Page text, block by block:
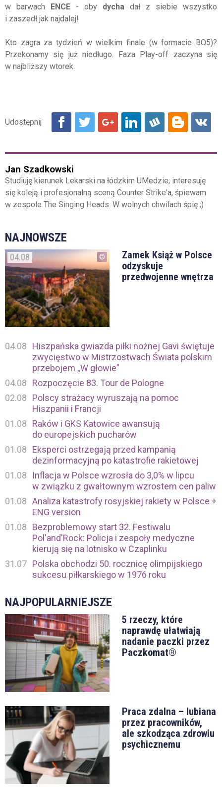
w barwach ENCE - oby dycha dał z siebie wszystko
i zaszedł jak najdalej!
Kto zagra za tydzień w wielkim finale (w formacie BO5)?
Przekonamy się już niedługo. Faza Play-off zaczyna się
w najbliższy wtorek.
Jan Szadkowski
Studiuję kierunek Lekarski na łódzkim UMedzie, interesuję
się koleją i profesjonalną sceną Counter Strike'a, śpiewam
w zespole The Singing Heads. W wolnych chwilach śpię ;)
NAJNOWSZE
04.08
Zamek Książ w Polsce
odzyskuje
przedwojenne wnętrza
04.08
Hiszpańska gwiazda piłki nożnej Gavi świętuje
zwycięstwo w Mistrzostwach Świata polskim
przebojem „W głowie”
04.08
Rozpoczęcie 83. Tour de Pologne
02.08
Polscy strażacy wyruszają na pomoc
Hiszpanii i Francji
01.08
Raków i GKS Katowice awansują
do europejskich pucharów
01.08
Eksperci ostrzegają przed kampanią
dezinformacyjną po katastrofie rakietowej
01.08
Inflacja w Polsce wzrosła do 3,0% w lipcu
w związku z gwałtownym wzrostem cen paliw
01.08 Analiza katastrofy rosyjskiej rakiety w Polsce +
ENG version
01.08
Bezproblemowy start 32. Festiwalu
Pol'and'Rock: Policja i zespoły medyczne
kierują się na lotnisko w Czaplinku
31.07 Polska obchodzi 50. rocznicę olimpijskiego
sukcesu piłkarskiego w 1976 roku
NAJPOPULARNIEJSZE
5 rzeczy, które
naprawdę ułatwiają
nadanie paczki przez
Paczkomat®
Praca zdalna – lubiana
przez pracowników,
ale szkodząca zdrowiu
psychicznemu